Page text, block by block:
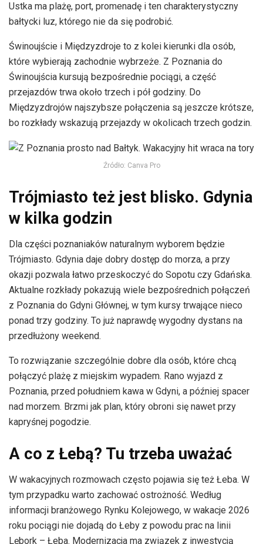
Ustka ma plażę, port, promenadę i ten charakterystyczny
bałtycki luz, którego nie da się podrobić.
Świnoujście i Międzyzdroje to z kolei kierunki dla osób,
które wybierają zachodnie wybrzeże. Z Poznania do
Świnoujścia kursują bezpośrednie pociągi, a część
przejazdów trwa około trzech i pół godziny. Do
Międzyzdrojów najszybsze połączenia są jeszcze krótsze,
bo rozkłady wskazują przejazdy w okolicach trzech godzin.
Źródło: Canva Pro
Trójmiasto też jest blisko. Gdynia
w kilka godzin
Dla części poznaniaków naturalnym wyborem będzie
Trójmiasto. Gdynia daje dobry dostęp do morza, a przy
okazji pozwala łatwo przeskoczyć do Sopotu czy Gdańska.
Aktualne rozkłady pokazują wiele bezpośrednich połączeń
z Poznania do Gdyni Głównej, w tym kursy trwające nieco
ponad trzy godziny. To już naprawdę wygodny dystans na
przedłużony weekend.
To rozwiązanie szczególnie dobre dla osób, które chcą
połączyć plażę z miejskim wypadem. Rano wyjazd z
Poznania, przed południem kawa w Gdyni, a później spacer
nad morzem. Brzmi jak plan, który obroni się nawet przy
kapryśnej pogodzie.
A co z Łebą? Tu trzeba uważać
W wakacyjnych rozmowach często pojawia się też Łeba. W
tym przypadku warto zachować ostrożność. Według
informacji branżowego Rynku Kolejowego, w wakacje 2026
roku pociągi nie dojadą do Łeby z powodu prac na linii
Lębork – Łeba. Modernizacja ma związek z inwestycją